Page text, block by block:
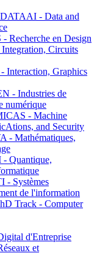
- Data and
Recherche en Design
Circuits
Graphics
- Industries de
numérique
- Machine
and Security
- Mathématiques,
Quantique,
- Systèmes
de l'information
Track - Computer
d'Entreprise
et